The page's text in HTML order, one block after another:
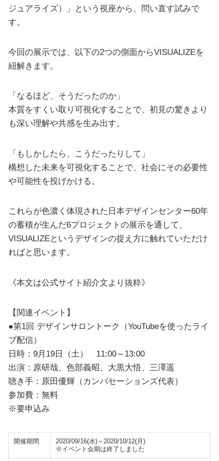
ジュアライズ）」という視座から、問い直す試みで
す。
今回の展示では、以下の2つの側面からVISUALIZEを
紐解きます。
「なるほど、そうだったのか」
本質をすくい取り可視化することで、初見の驚きより
も深い理解や共感を生み出す。
「もしかしたら、こうだったりして」
構想した未来を可視化することで、社会にその必要性
や可能性を投げかける。
これらが色濃く体現された日本デザインセンター60年
の蓄積が生んだ6プロジェクトの展示を通して、
VISUALIZEというデザインの捉え方に触れていただけ
ればと思います。
《本文は公式サイト紹介文より抜粋》
【関連イベント】
●第1回 デザインサロントーク（YouTubeを使ったライ
ブ配信）
日時：9月19日（土） 11:00～13:00
出演：原研哉、色部義昭、大黒大悟、三澤遥
聴き手：原田優輝（カンバセーションズ代表）
参加費：無料
※要申込み
開催期間
2020/09/16(水)～2020/10/12(月)
※イベント会期は終了しました